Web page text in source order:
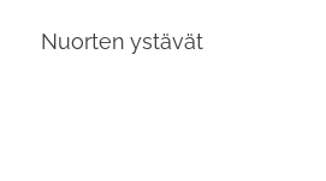
Nuorten ystävät